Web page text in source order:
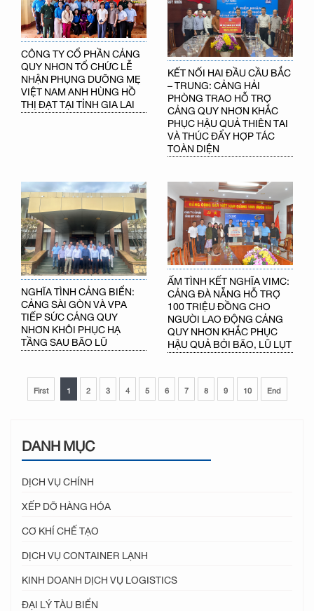
CÔNG TY CỔ PHẦN CẢNG
QUY NHƠN TỔ CHỨC LỄ
NHẬN PHỤNG DƯỠNG MẸ
VIỆT NAM ANH HÙNG HỒ
THỊ ĐẠT TẠI TỈNH GIA LAI
KẾT NỐI HAI ĐẦU CẦU BẮC
– TRUNG: CẢNG HẢI
PHÒNG TRAO HỖ TRỢ
CẢNG QUY NHƠN KHẮC
PHỤC HẬU QUẢ THIÊN TAI
VÀ THÚC ĐẨY HỢP TÁC
TOÀN DIỆN
NGHĨA TÌNH CẢNG BIỂN:
CẢNG SÀI GÒN VÀ VPA
TIẾP SỨC CẢNG QUY
NHƠN KHÔI PHỤC HẠ
TẦNG SAU BÃO LŨ
ẤM TÌNH KẾT NGHĨA VIMC:
CẢNG ĐÀ NẴNG HỖ TRỢ
100 TRIỆU ĐỒNG CHO
NGƯỜI LAO ĐỘNG CẢNG
QUY NHƠN KHẮC PHỤC
HẬU QUẢ BỞI BÃO, LŨ LỤT
First 1 2 3 4 5 6 7 8 9 10 End
DANH MỤC
DỊCH VỤ CHÍNH
XẾP DỠ HÀNG HÓA
CƠ KHÍ CHẾ TẠO
DỊCH VỤ CONTAINER LẠNH
KINH DOANH DỊCH VỤ LOGISTICS
ĐẠI LÝ TÀU BIỂN